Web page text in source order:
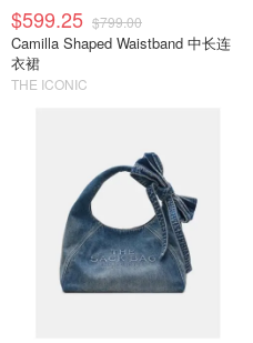
$599.25 $799.00
Camilla Shaped Waistband 中长连
衣裙
THE ICONIC